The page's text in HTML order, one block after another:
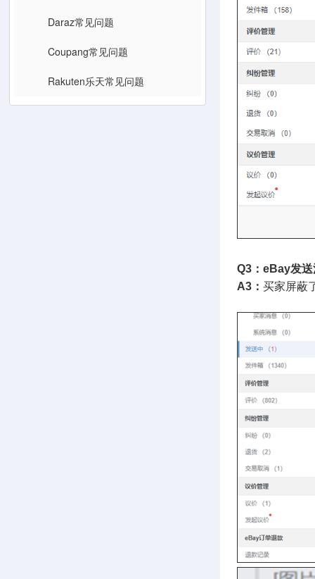
Daraz常见问题
Coupang常见问题
Rakuten乐天常见问题
Q3：eBay发
A3： 买家屏蔽